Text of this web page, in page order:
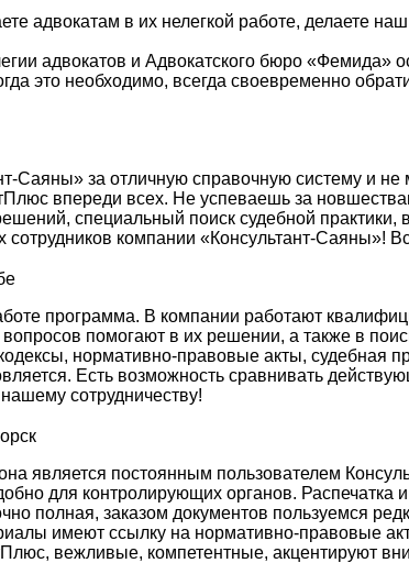
адвокатам в их нелегкой работе, делаете
адвокатов и Адвокатского бюро «Фемида»
это необходимо, всегда своевременно
Саяны» за отличную справочную систему и
впереди всех. Не успеваешь за
специальный поиск судебной
компании «Консультант-Саяны»!
программа. В компании работают
помогают в их решении, а также в
нормативно-правовые акты,
Есть возможность сравнивать
сотрудничеству!
является постоянным пользователем
для контролирующих органов.
полная, заказом документов пользуемся
имеют ссылку на нормативно-правовые
вежливые, компетентные, акцентируют